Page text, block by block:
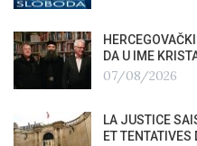
DA U IME
07/08/2026
LA JUSTICE
ET TENTATIVES